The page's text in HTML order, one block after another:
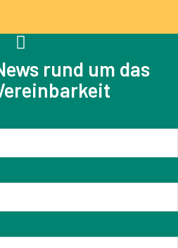
rund um das